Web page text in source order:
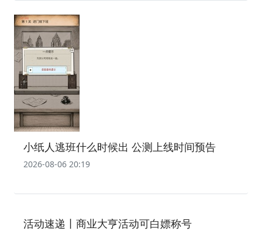
小纸人逃班什么时候出 公测上线时间预告
2026-08-06 20:19
活动速递丨商业大亨活动可白嫖称号